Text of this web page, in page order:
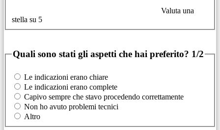
Valuta una
stella su 5
Quali sono stati gli aspetti che hai preferito? 1/2
Le indicazioni erano chiare
Le indicazioni erano complete
Capivo sempre che stavo procedendo correttamente
Non ho avuto problemi tecnici
Altro